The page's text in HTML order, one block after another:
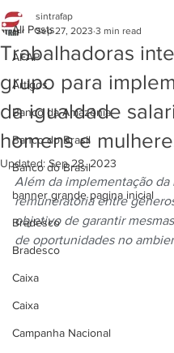
All Posts
AFAP
Artigos
Banco da Amazônia
Banco do Brasil
Banco do Brasil
banner grande pagina inicial
Bradesco
Bradesco
Caixa
Caixa
Campanha Nacional
Trabalhadoras
grupo para
da igualdade
homens e
sintrafap
Sep 27, 2023 3 min read
Updated: Sep 28, 2023
Além da implementação da
remuneratória entre
objetivo de garantir
de oportunidades no